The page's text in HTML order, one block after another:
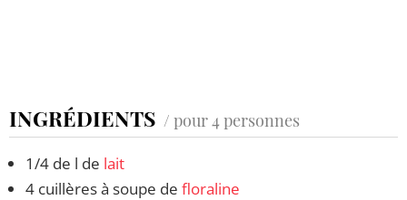
INGRÉDIENTS / pour 4 personnes
1/4 de l de lait
4 cuillères à soupe de floraline